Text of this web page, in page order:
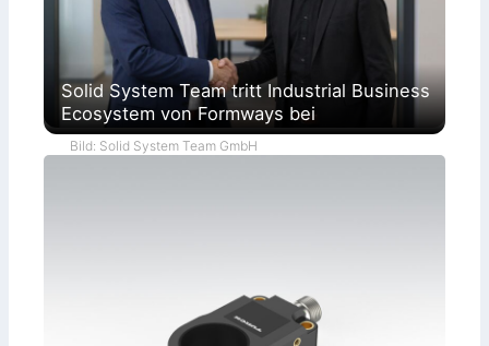
Solid System Team tritt Industrial Business
Ecosystem von Formways bei
Bild: Solid System Team GmbH